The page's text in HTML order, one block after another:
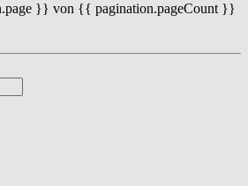
}} von {{ pagination.pageCount }}